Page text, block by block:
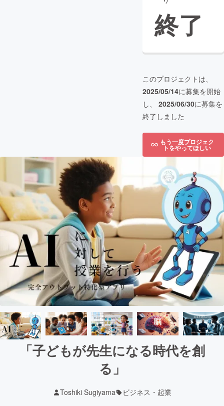
終了
このプロジェクトは、
2025/05/14に募集を開始
し、 2025/06/30に募集を
終了しました
もう一度プロジェク
トをやってほしい
「子どもが先生になる時代を創
る」
Toshiki Sugiyama ビジネス・起業